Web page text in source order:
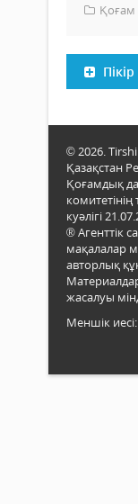
Қоғам
© 2026.
Қазақстан
Қоғамдық
куәлігі
® Агенттік
мақалалар
авторлық
жасалуы
Меншік иесі: